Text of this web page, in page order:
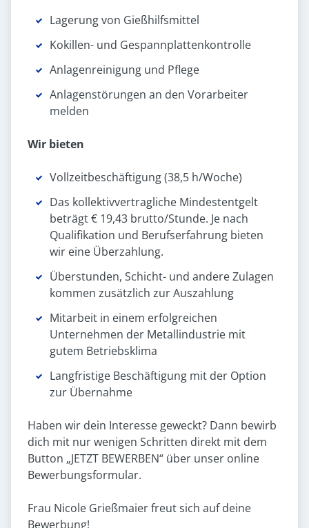
Lagerung von Gießhilfsmittel
Kokillen- und Gespannplattenkontrolle
Anlagenreinigung und Pflege
Anlagenstörungen an den Vorarbeiter
melden
Wir bieten
Vollzeitbeschäftigung (38,5 h/Woche)
Das kollektivvertragliche Mindestentgelt
beträgt € 19,43 brutto/Stunde. Je nach
Qualifikation und Berufserfahrung bieten
wir eine Überzahlung.
Überstunden, Schicht- und andere Zulagen
kommen zusätzlich zur Auszahlung
Mitarbeit in einem erfolgreichen
Unternehmen der Metallindustrie mit
gutem Betriebsklima
Langfristige Beschäftigung mit der Option
zur Übernahme
Haben wir dein Interesse geweckt? Dann bewirb
dich mit nur wenigen Schritten direkt mit dem
Button „JETZT BEWERBEN“ über unser online
Bewerbungsformular.
Frau Nicole Grießmaier freut sich auf deine
Bewerbung!